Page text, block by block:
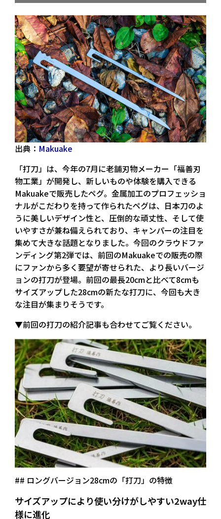
出典： Makuake
「打刀」は、今年の7月に老舗刃物メーカー「福善刃
物工業」が開発し、新しいものや体験を購入できる
Makuakeで販売したペグ。金属加工のプロフェッショ
ナルがこだわりを持って作られたペグは、日本刀のよ
うに美しいデザイン性と、圧倒的な頑丈性、そして使
いやすさが兼ね備えられており、キャンパーの注目を
集めて大きな話題となりました。今回のクラウドファ
ンディング第2弾では、前回のMakuakeでの販売の際
にファンから多く要望が寄せられた、より長いバージ
ョンの打刀が登場。前回の最長20cmと比べて8cmも
サイズアップした28cmの新たな打刀に、今回も大き
な注目が集まりそうです。
▼前回の打刀の紹介記事も合わせてご覧ください。
## ロングバージョン28cmの「打刀」の特徴
サイズアップにより使い分けがしやすい2way仕
様に進化